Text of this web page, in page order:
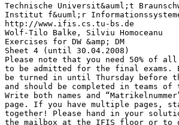
Technische Universit&auml;t
Institut f&uuml;r
http://www.ifis.cs.tu-bs.de
Wolf-Tilo Balke, Silviu Homoceanu
Exercises for DW &amp; DM
Sheet 4 (until 30.04.2008)
Please note that you need 50% of
to be admitted for the final exams.
be turned in until Thursday before
and should be completed in teams of
Write both names and
page. If you have multiple pages,
together! Please hand in your
the mailbox at the IFIS floor or to